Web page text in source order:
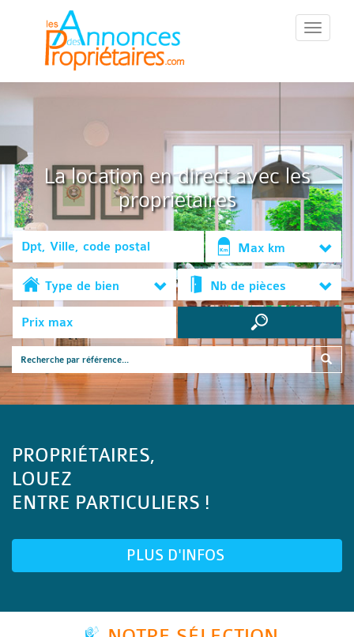
::Menu::
La location en direct avec les
propriétaires
Max km
Type de bien Nb de pièces
PROPRIÉTAIRES,
LOUEZ
ENTRE PARTICULIERS !
PLUS D'INFOS